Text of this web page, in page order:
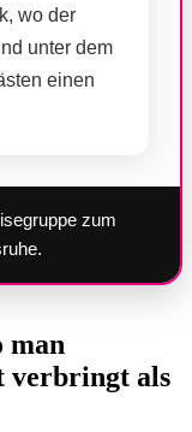
wo der
unter dem
einen
zum
man
verbringt als